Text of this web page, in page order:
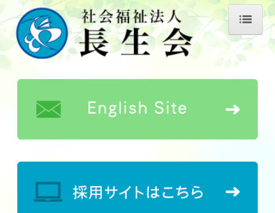
ホーム
理事長あいさつ
情報公開